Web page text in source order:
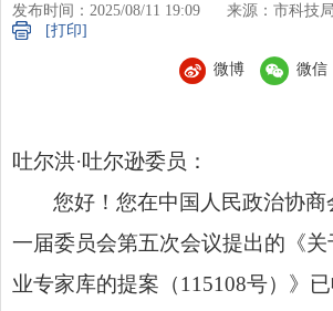
发布时间：2025/08/11 19:09 来源：市科技局
[打印]
微博 微信
吐尔洪·吐尔逊委员：
您好！您在中国人民政治协
一届委员会第五次会议提出的《
业专家库的提案（115108号）》